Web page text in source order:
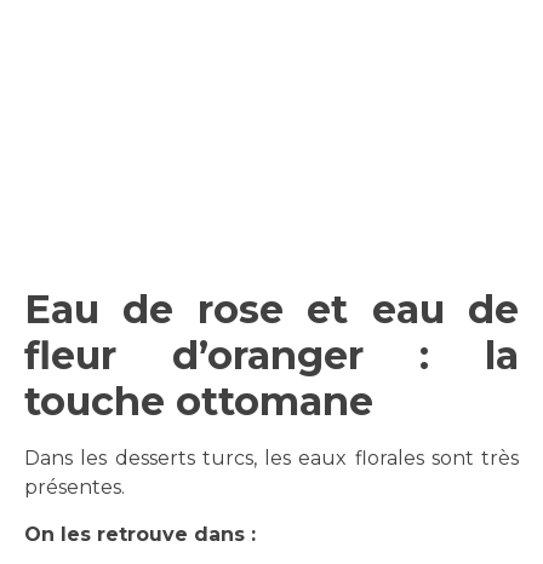
Eau de rose et eau de
fleur d’oranger : la
touche ottomane
Dans les desserts turcs, les eaux florales sont très
présentes.
On les retrouve dans :